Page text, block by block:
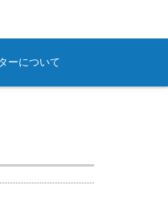
ーについて